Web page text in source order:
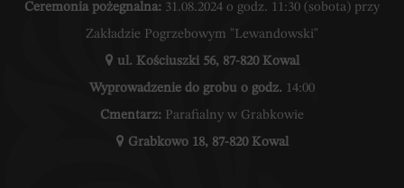
Ceremonia pożegnalna: 31.08.2024 o godz. 11:30 (sobota) przy
Zakładzie Pogrzebowym "Lewandowski"
ul. Kościuszki 56, 87-820 Kowal
Wyprowadzenie do grobu o godz. 14:00
Cmentarz: Parafialny w Grabkowie
Grabkowo 18, 87-820 Kowal